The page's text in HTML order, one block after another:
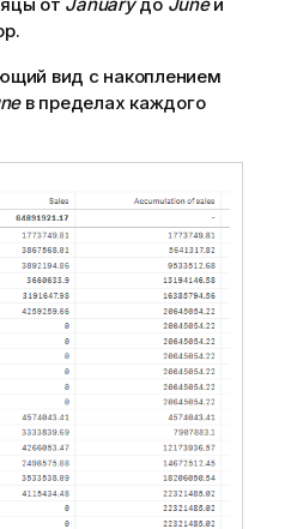
вид с накоплением
в пределах каждого